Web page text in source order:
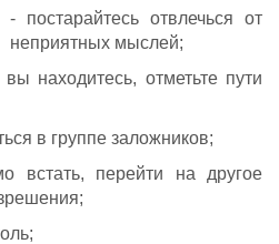
- постарайтесь отвлечься от
неприятных мыслей;
находитесь, отметьте пути
в группе заложников;
встать, перейти на другое